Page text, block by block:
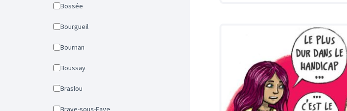
Bossée
Bourgueil
Bournan
Boussay
Braslou
Braye-sous-Faye